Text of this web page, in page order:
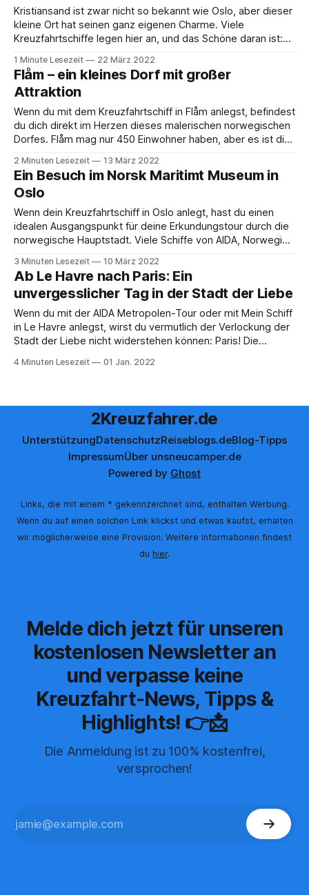
Kristiansand ist zwar nicht so bekannt wie Oslo, aber dieser
kleine Ort hat seinen ganz eigenen Charme. Viele
Kreuzfahrtschiffe legen hier an, und das Schöne daran ist:
Schiffe legen so zentral an, dass du direkt losspazieren
kannst. Wir haben unseren
1 Minute Lesezeit 22 März 2022
Flåm – ein kleines Dorf mit großer
Attraktion
Wenn du mit dem Kreuzfahrtschiff in Flåm anlegst, befindest
du dich direkt im Herzen dieses malerischen norwegischen
Dorfes. Flåm mag nur 450 Einwohner haben, aber es ist die
Norwegens: der Flåmbahn. Die Flåmbahn ist nicht einfach
nur eine Zugfahrt – sie ist ein echtes Abenteuer! Diese
2 Minuten Lesezeit 13 März 2022
Ein Besuch im Norsk Maritimt Museum in
Oslo
Wenn dein Kreuzfahrtschiff in Oslo anlegt, hast du einen
idealen Ausgangspunkt für deine Erkundungstour durch die
norwegische Hauptstadt. Viele Schiffe von AIDA, Norwegian
Reedereien machen hier Halt. Das Schöne: Der Hafen liegt
super zentral! Du bist nur etwa einen Kilometer vom
Stadtzentrum entfernt,
3 Minuten Lesezeit 10 März 2022
Ab Le Havre nach Paris: Ein
unvergesslicher Tag in der Stadt der Liebe
Wenn du mit der AIDA Metropolen-Tour oder mit Mein Schiff
in Le Havre anlegst, wirst du vermutlich der Verlockung der
Stadt der Liebe nicht widerstehen können: Paris! Die
die Chance gibt, einen Ausflug in die französische
4 Minuten Lesezeit 01 Jan. 2022
2Kreuzfahrer.de
UnterstützungDatenschutzReiseblogs.deBlog-Tipps
ImpressumÜber unsneucamper.de
Powered by Ghost
Links, die mit einem * gekennzeichnet sind, enthalten Werbung.
Wenn du auf einen solchen Link klickst und etwas kaufst, erhalten
wir möglicherweise eine Provision. Weitere Informationen findest
du hier.
Melde dich jetzt für unseren
kostenlosen Newsletter an
und verpasse keine
Kreuzfahrt-News, Tipps &
Highlights! 👉📩
Die Anmeldung ist zu 100% kostenfrei,
versprochen!